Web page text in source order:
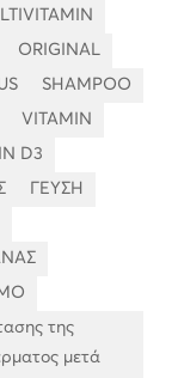
ORIGINAL
SHAMPOO
VITAMIN
D3
ΓΕΥΣΗ
της
μετά